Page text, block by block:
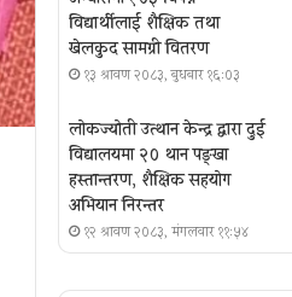
विद्यार्थीलाई शैक्षिक तथा
खेलकुद सामग्री वितरण
१३ श्रावण २०८३, बुधबार १६:०३
लोकज्योती उत्थान केन्द्र द्वारा दुई
विद्यालयमा २० थान पङ्खा
हस्तान्तरण, शैक्षिक सहयोग
अभियान निरन्तर
१२ श्रावण २०८३, मंगलवार ११:५४